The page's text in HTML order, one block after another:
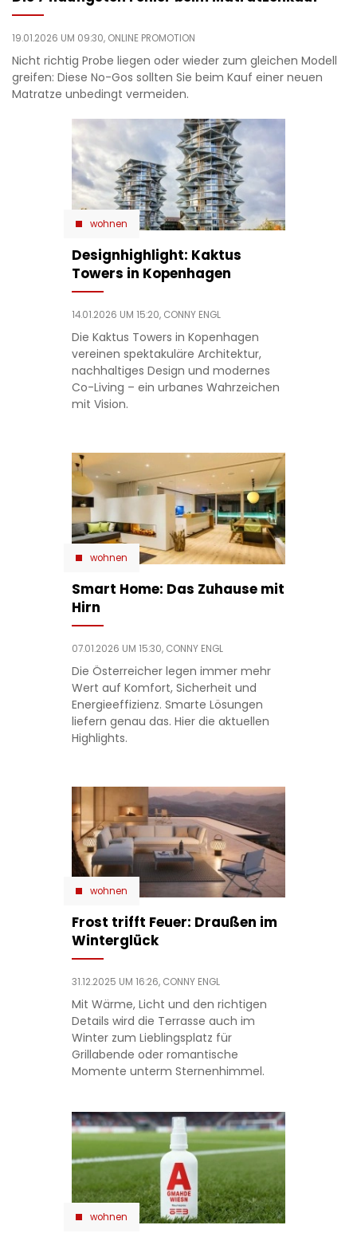
19.01.2026 UM 09:30, ONLINE PROMOTION
Nicht richtig Probe liegen oder wieder zum gleichen Modell
greifen: Diese No-Gos sollten Sie beim Kauf einer neuen
Matratze unbedingt vermeiden.
wohnen
Designhighlight: Kaktus
Towers in Kopenhagen
14.01.2026 UM 15:20, CONNY ENGL
Die Kaktus Towers in Kopenhagen
vereinen spektakuläre Architektur,
nachhaltiges Design und modernes
Co-Living – ein urbanes Wahrzeichen
mit Vision.
wohnen
Smart Home: Das Zuhause mit
Hirn
07.01.2026 UM 15:30, CONNY ENGL
Die Österreicher legen immer mehr
Wert auf Komfort, Sicherheit und
Energieeffizienz. Smarte Lösungen
liefern genau das. Hier die aktuellen
Highlights.
wohnen
Frost trifft Feuer: Draußen im
Winterglück
31.12.2025 UM 16:26, CONNY ENGL
Mit Wärme, Licht und den richtigen
Details wird die Terrasse auch im
Winter zum Lieblingsplatz für
Grillabende oder romantische
Momente unterm Sternenhimmel.
wohnen